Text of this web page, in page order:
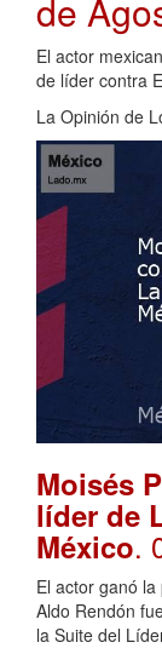
de
El actor
de líder contra
La Opinión de
Moisés
líder de
México.
El actor ganó la
Aldo Rendón
la Suite del